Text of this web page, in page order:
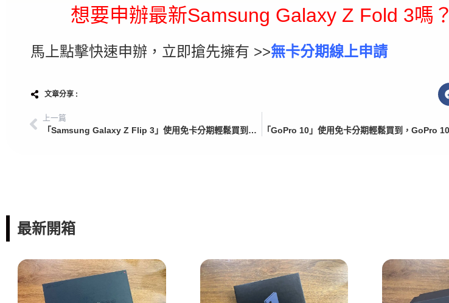
想要申辦最新Samsung Galaxy Z Fold 3嗎？
馬上點擊快速申辦，立即搶先擁有 >>無卡分期線上申請
文章分享 :
上一篇
「Samsung Galaxy Z Flip 3」使用免卡分期輕鬆買到，Galaxy Z Flip 3商品開箱介紹
最新開箱